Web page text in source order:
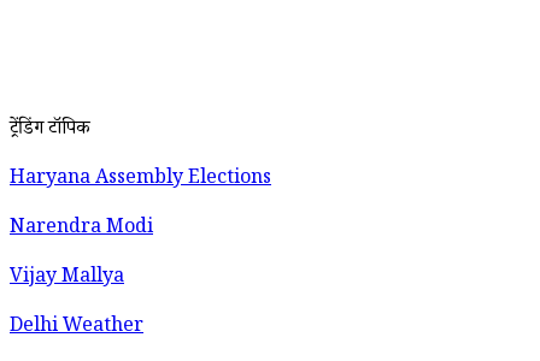
ट्रेंडिंग टॉपिक
Haryana Assembly Elections
Narendra Modi
Vijay Mallya
Delhi Weather